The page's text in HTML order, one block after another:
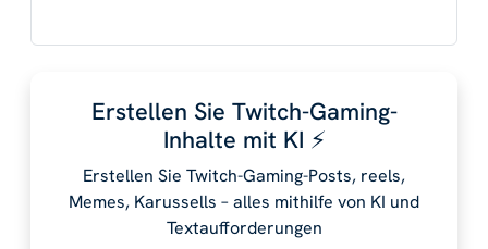
Erstellen Sie Twitch-Gaming-
Inhalte mit KI ⚡️
Erstellen Sie Twitch-Gaming-Posts, reels,
Memes, Karussells – alles mithilfe von KI und
Textaufforderungen